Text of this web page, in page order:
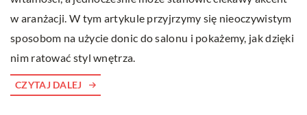
w aranżacji. W tym artykule przyjrzymy się nieoczywistym
sposobom na użycie donic do salonu i pokażemy, jak dzięki
nim ratować styl wnętrza.
CZYTAJ DALEJ